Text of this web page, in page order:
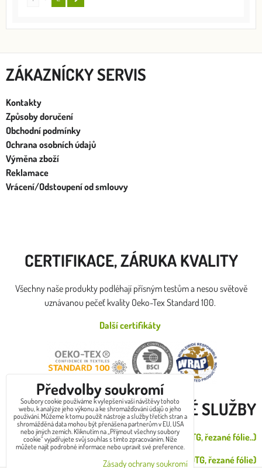
ZÁKAZNÍCKY SERVIS
Kontakty
Způsoby doručení
Obchodní podmínky
Ochrana osobních údajů
Výměna zboží
Reklamace
Vrácení/Odstoupení od smlouvy
CERTIFIKACE, ZÁRUKA KVALITY
Všechny naše produkty podléhají přísným testům a nesou světově
uznávanou pečeť kvality Oeko-Tex Standard 100.
Další certifikáty
DOPLŇKOVÉ SLUŽBY
Zákazkový potisk od 1 do 30ks (DTG, řezané fólie..)
Velkoodběr potisk (sítotisk, výšivka, DTG, řezané fólie)
Předvolby soukromí
Soubory cookie používáme k vylepšení vaší návštěvy tohoto
webu, k analýze jeho výkonu a ke shromažďování údajů o jeho
používání. Můžeme k tomu použít nástroje a služby třetích stran a
shromážděná data mohou být přenášena partnerům v EU, USA
nebo jiných zemích. Kliknutím na „Přijmout všechny soubory
cookie“ vyjadřujete svůj souhlas s tímto zpracováním. Níže
můžete najít podrobné informace nebo upravit své preference.
Zásady ochrany soukromí